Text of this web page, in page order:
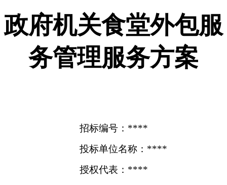
政府机关食堂外包服
务管理服务方案
招标编号：****
投标单位名称：****
授权代表：****